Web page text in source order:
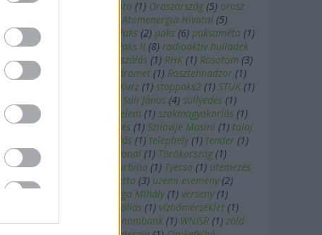
Oekostrom
Olkiluoto (1) Oroszország (5) orosz
Országos Atomenergia Hivatal (5)
összeférhetetlenség
Paks (2) paks (6) paksaméta (1)
paks 2
Paks II (8) radioaktív hulladék
(1) repedés reprocesszálás (1) RHK (1) Rosatom (3)
Roszatom
Roszhidromet (1) Rosztehnadzor (1)
Sebastian Kurz (1) stoppaks2 (1) STUK (1)
Süli János (4) süllyedés (1)
Svédország
szakértelem (1) szakmagyakorlás (1)
szélenergia
szennyezés (1) Szilovije Masini (1) talaj
tárolás (1) telephely (1) tender (1)
törésvonal (1) Törökország (1)
törvénymódosítás
turbina (1) Tyecsa (1) ütemezés
(
üzemanyag-kazetta (3) üzemi esemény (2)
Varga Mihály (1) verseny (1)
vízállás (1) vízhőmérséklet (1)
vizsgálat
Vnyesekonombank (1) WNISR (1) zöld